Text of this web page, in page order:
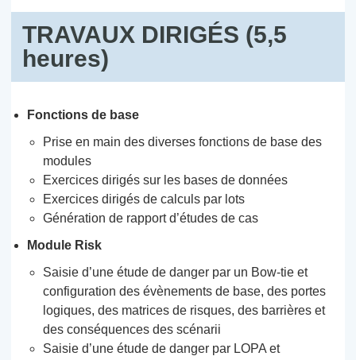
TRAVAUX DIRIGÉS (5,5
heures)
Fonctions de base
Prise en main des diverses fonctions de base des
modules
Exercices dirigés sur les bases de données
Exercices dirigés de calculs par lots
Génération de rapport d’études de cas
Module Risk
Saisie d’une étude de danger par un Bow-tie et
configuration des évènements de base, des portes
logiques, des matrices de risques, des barrières et
des conséquences des scénarii
Saisie d’une étude de danger par LOPA et